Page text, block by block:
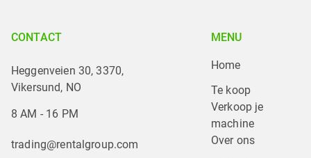
CONTACT
Heggenveien 30, 3370,
Vikersund, NO
8 AM - 16 PM
trading@rentalgroup.com
MENU
Home
Te koop
Verkoop je
machine
Over ons